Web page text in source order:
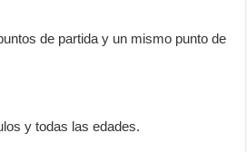
de partida y un mismo punto de
y todas las edades.